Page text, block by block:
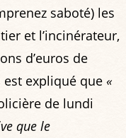
saboté) les
et l’incinérateur,
d’euros de
expliqué que «
de lundi
que le